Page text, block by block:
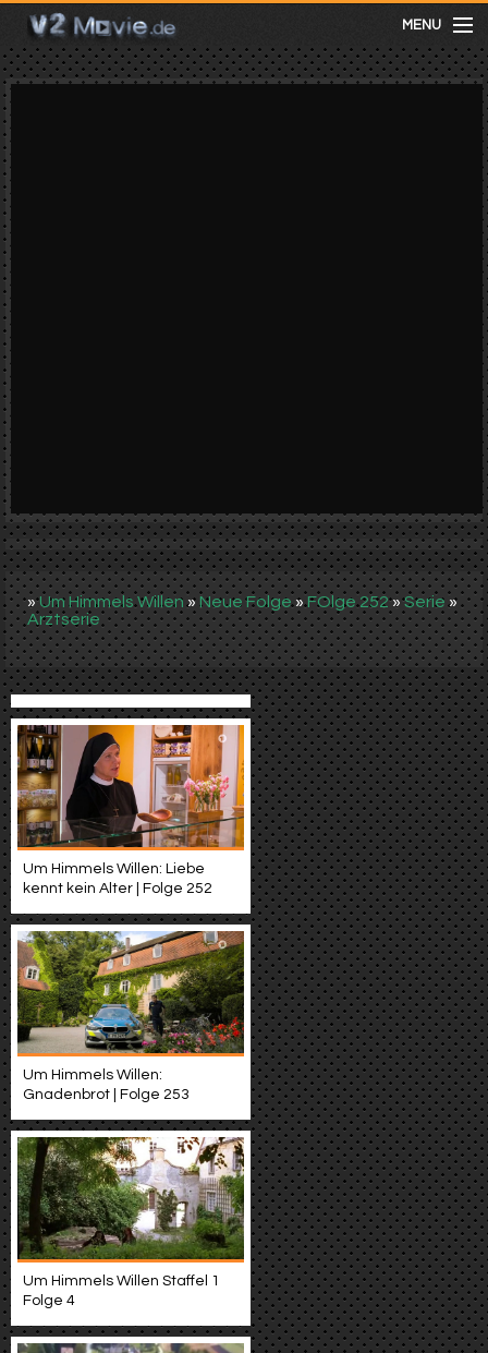
MENU
meist gesehen
Video suchen
»Um Himmels Willen»Neue Folge»FOlge 252»Serie»
Arztserie
Um Himmels Willen: Liebe
kennt kein Alter | Folge 252
Um Himmels Willen:
Gnadenbrot | Folge 253
Um Himmels Willen Staffel 1
Folge 4